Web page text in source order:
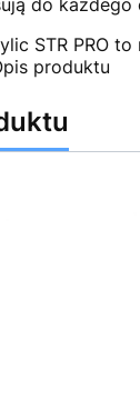
do
STR PRO
produktu